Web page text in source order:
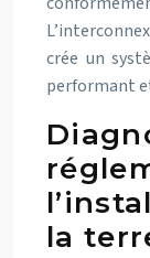
crée un
performant
la